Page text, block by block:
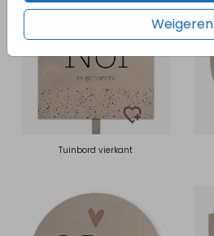
Weigeren
Tuinbord vierkant